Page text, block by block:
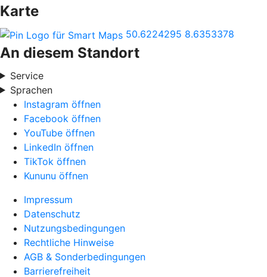
Karte
50.6224295 8.6353378
An diesem Standort
Service
Sprachen
Instagram öffnen
Facebook öffnen
YouTube öffnen
LinkedIn öffnen
TikTok öffnen
Kununu öffnen
Impressum
Datenschutz
Nutzungsbedingungen
Rechtliche Hinweise
AGB & Sonderbedingungen
Barrierefreiheit